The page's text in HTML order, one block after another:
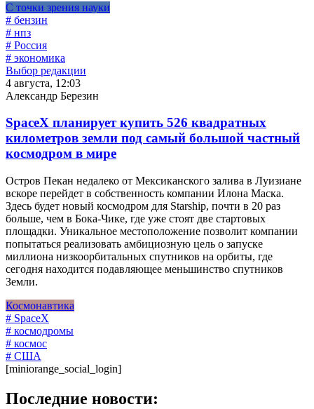
С точки зрения науки
# бензин
# нпз
# Россия
# экономика
Выбор редакции
4 августа, 12:03
Александр Березин
SpaceX планирует купить 526 квадратных
километров земли под самый большой частный
космодром в мире
Остров Пекан недалеко от Мексиканского залива в Луизиане
вскоре перейдет в собственность компании Илона Маска.
Здесь будет новый космодром для Starship, почти в 20 раз
больше, чем в Бока-Чике, где уже стоят две стартовых
площадки. Уникальное местоположение позволит компании
попытаться реализовать амбициозную цель о запуске
миллиона низкоорбитальных спутников на орбиты, где
сегодня находится подавляющее меньшинство спутников
Земли.
Космонавтика
# SpaceX
# космодромы
# космос
# США
[miniorange_social_login]
Последние новости: